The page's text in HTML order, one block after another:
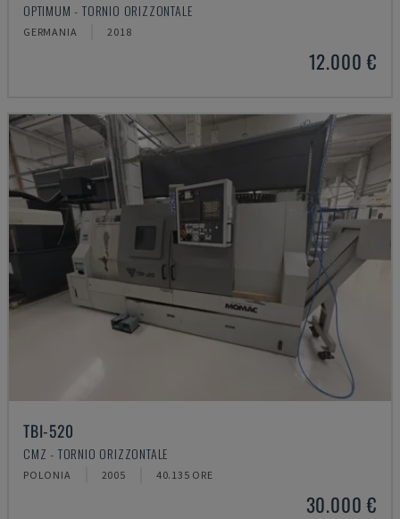
OPTIMUM - TORNIO ORIZZONTALE
GERMANIA 2018
12.000 €
TBI-520
CMZ - TORNIO ORIZZONTALE
POLONIA 2005 40.135 ORE
30.000 €